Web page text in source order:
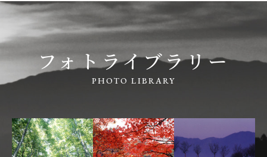
フォトライブラリー
PHOTO LIBRARY